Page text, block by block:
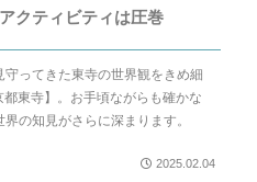
クティビティは圧巻
ってきた東寺の世界観をきめ細
東寺】。お手頃ながらも確かな
の知見がさらに深まります。
2025.02.04